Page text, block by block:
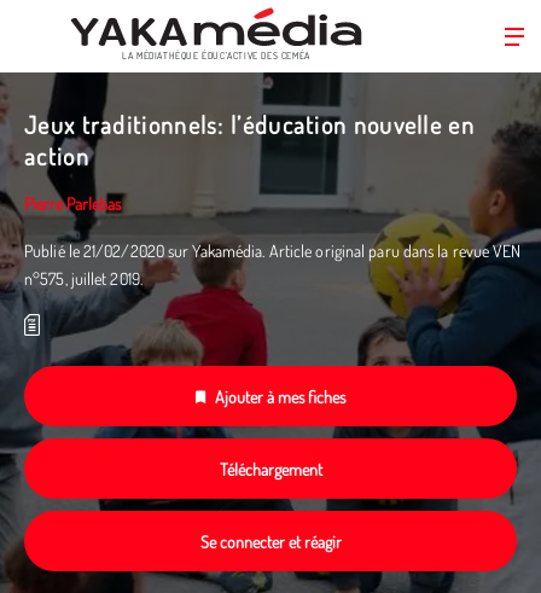
Aller
au
contenu
principal
LA MÉDIATHÈQUE ÉDUC’ACTIVE DES CEMÉA
Jeux traditionnels: l’éducation nouvelle en
action
Pierre Parlebas
Publié le 21/02/2020 sur Yakamédia. Article original paru dans la revue VEN
n°575, juillet 2019.
Ajouter à mes fiches
Téléchargement
Se connecter et réagir